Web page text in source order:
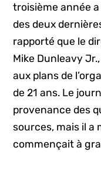
troisième année
des deux
rapporté que le
Mike Dunleavy
aux plans de
de 21 ans. Le
provenance des
sources, mais il
commençait à